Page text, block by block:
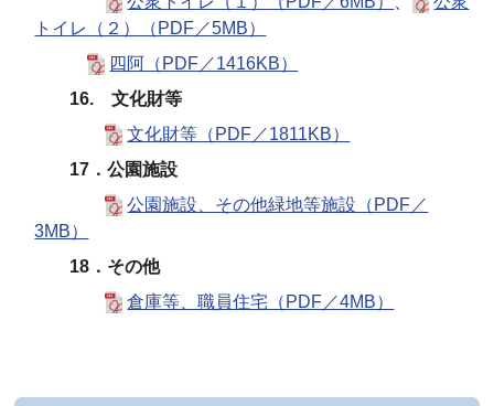
トイレ（２）（PDF／5MB）
四阿（PDF／1416KB）
16. 文化財等
文化財等（PDF／1811KB）
17．公園施設
公園施設、その他緑地等施設（PDF／
3MB）
18．その他
倉庫等、職員住宅（PDF／4MB）